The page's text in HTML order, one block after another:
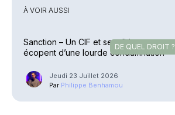
À VOIR AUSSI
DE QUEL DROIT ?
Sanction – Un CIF et ses dirigeants
écopent d’une lourde condamnation
Jeudi 23 Juillet 2026
Par Philippe Benhamou